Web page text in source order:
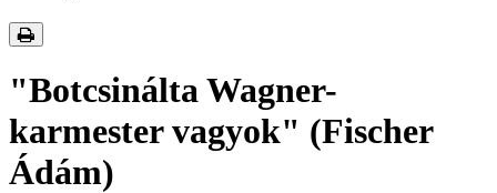
"Botcsinálta Wagner-
karmester vagyok" (Fischer
Ádám)